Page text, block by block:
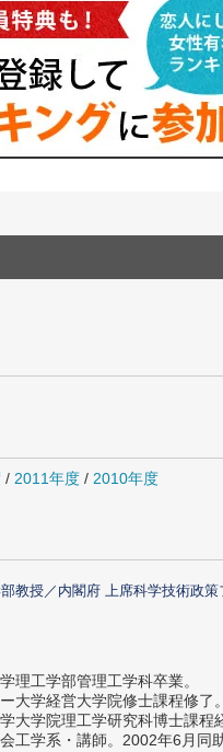
/ 2011年度 / 2010年度
教授／内閣府 上席科学技術政策
理工学部管理工学科卒業。
大学経営大学院修士課程修了。
大学院理工学研究科博士課程
工学系・講師。2002年6月同